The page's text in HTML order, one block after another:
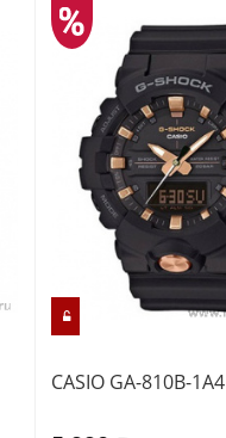
CASIO GA-810B-1A4